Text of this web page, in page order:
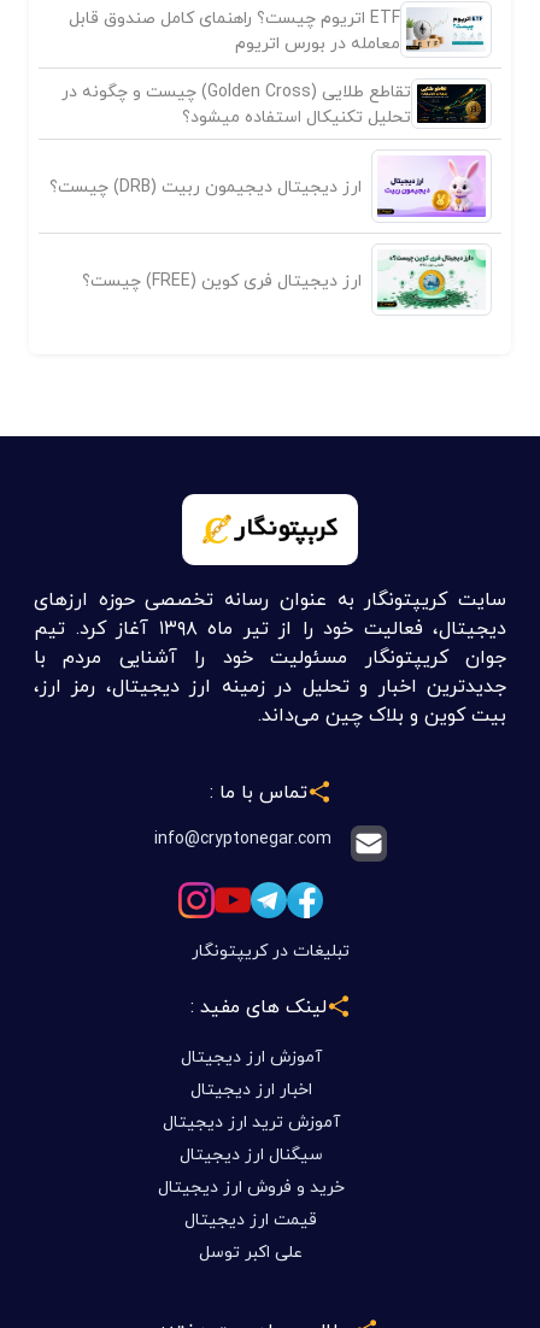
ETF اتریوم چیست؟ راهنمای کامل صندوق قابل
معامله در بورس اتریوم
تقاطع طلایی (Golden Cross) چیست و چگونه در
تحلیل تکنیکال استفاده میشود؟
ارز دیجیتال دیجیمون ربیت (DRB) چیست؟
ارز دیجیتال فری کوین (FREE) چیست؟
سایت کریپتونگار به عنوان رسانه تخصصی حوزه ارزهای
دیجیتال، فعالیت خود را از تیر ماه ۱۳۹۸ آغاز کرد. تیم
جوان کریپتونگار مسئولیت خود را آشنایی مردم با
جدیدترین اخبار و تحلیل در زمینه ارز دیجیتال، رمز ارز،
بیت کوین و بلاک چین می‌داند.
تماس با ما :
info@cryptonegar.com
تبلیغات در کریپتونگار
لینک های مفید :
آموزش ارز دیجیتال
اخبار ارز دیجیتال
آموزش ترید ارز دیجیتال
سیگنال ارز دیجیتال
خرید و فروش ارز دیجیتال
قیمت ارز دیجیتال
علی اکبر توسل